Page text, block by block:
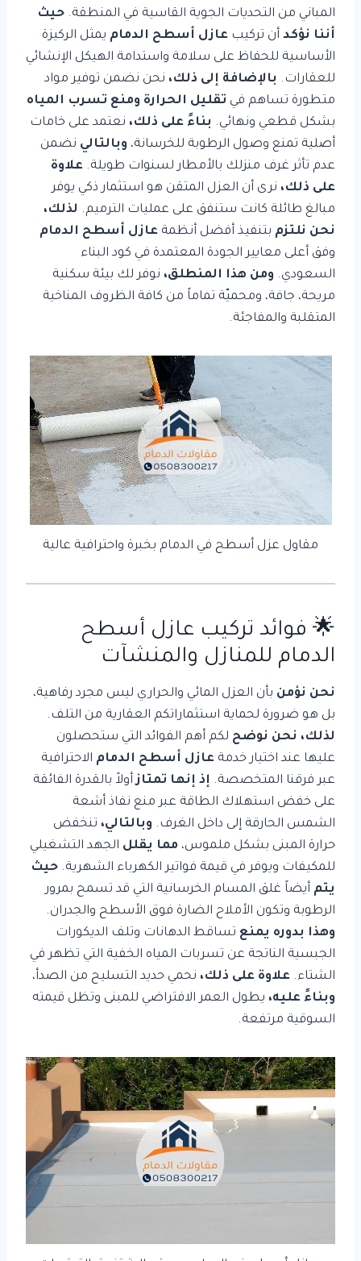
المباني من التحديات الجوية القاسية في المنطقة. حيث
أننا نؤكد أن تركيب عازل أسطح الدمام يمثل الركيزة
الأساسية للحفاظ على سلامة واستدامة الهيكل الإنشائي
للعقارات. بالإضافة إلى ذلك، نحن نضمن توفير مواد
متطورة تساهم في تقليل الحرارة ومنع تسرب المياه
بشكل قطعي ونهائي. بناءً على ذلك، نعتمد على خامات
أصلية تمنع وصول الرطوبة للخرسانة، وبالتالي نضمن
عدم تأثر غرف منزلك بالأمطار لسنوات طويلة. علاوة
على ذلك، نرى أن العزل المتقن هو استثمار ذكي يوفر
مبالغ طائلة كانت ستنفق على عمليات الترميم. لذلك،
نحن نلتزم بتنفيذ أفضل أنظمة عازل أسطح الدمام
وفق أعلى معايير الجودة المعتمدة في كود البناء
السعودي. ومن هذا المنطلق، نوفر لك بيئة سكنية
مريحة، جافة، ومحميّة تماماً من كافة الظروف المناخية
المتقلبة والمفاجئة.
مقاول عزل أسطح في الدمام بخبرة واحترافية عالية
🌟 فوائد تركيب عازل أسطح
الدمام للمنازل والمنشآت
نحن نؤمن بأن العزل المائي والحراري ليس مجرد رفاهية،
بل هو ضرورة لحماية استثماراتكم العقارية من التلف.
لذلك، نحن نوضح لكم أهم الفوائد التي ستحصلون
عليها عند اختيار خدمة عازل أسطح الدمام الاحترافية
عبر فرقنا المتخصصة. إذ إنها تمتازأولاً بالقدرة الفائقة
على خفض استهلاك الطاقة عبر منع نفاذ أشعة
الشمس الحارقة إلى داخل الغرف. وبالتالي، تنخفض
حرارة المبنى بشكل ملموس، مما يقلل الجهد التشغيلي
للمكيفات ويوفر في قيمة فواتير الكهرباء الشهرية. حيث
يتم أيضاً غلق المسام الخرسانية التي قد تسمح بمرور
الرطوبة وتكون الأملاح الضارة فوق الأسطح والجدران.
وهذا بدوره يمنع تساقط الدهانات وتلف الديكورات
الجبسية الناتجة عن تسربات المياه الخفية التي تظهر في
الشتاء. علاوة على ذلك، نحمي حديد التسليح من الصدأ،
وبناءً عليه، يطول العمر الافتراضي للمبنى وتظل قيمته
السوقية مرتفعة.